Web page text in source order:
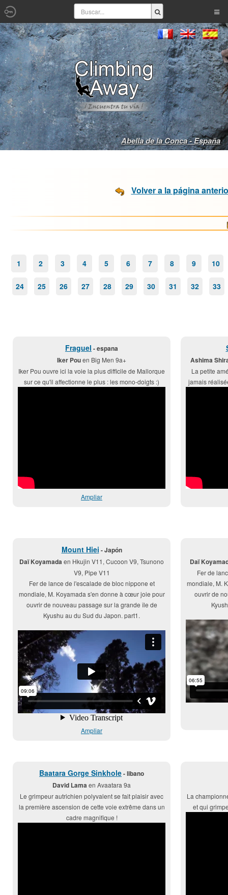
Abella de la Conca - España
Volver a la página
1 2 3 4 5 6 7 8 9 10
24 25 26 27 28 29 30 31 32 33
Fraguel - espana
Iker Pouen Big Men 9a+
Iker Pou ouvre ici la voie la plus difficile de Mallorque
sur ce qu'il affectionne le plus : les mono-doigts :)
Ampliar
Ashima
La petite
jamais
Mount Hiei - Japón
Daï Koyamadaen Hkujin V11, Cucoon V9, Tsunono
V9, Pipe V11
Fer de lance de l'escalade de bloc nippone et
mondiale, M. Koyamada s'en donne à cœur joie pour
ouvrir de nouveau passage sur la grande île de
Kyushu au du Sud du Japon. part1.
Ampliar
Daï
Fer de
mondiale, M.
ouvrir de
Baatara Gorge Sinkhole- libano
David Lamaen Avaatara 9a
Le grimpeur autrichien polyvalent se fait plaisir avec
la première ascension de cette voie extrême dans un
cadre magnifique !
La
et qui